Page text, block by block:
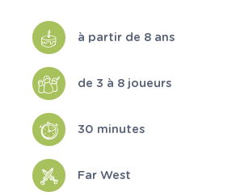
à partir de 8 ans
de 3 à 8 joueurs
30 minutes
Far West